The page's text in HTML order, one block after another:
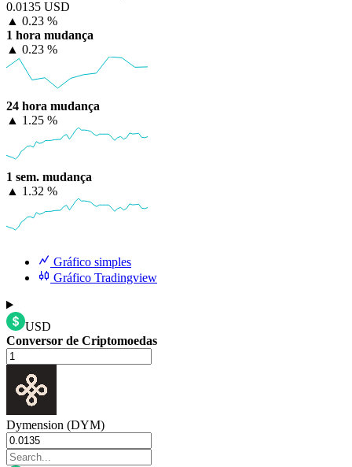
0.0135 USD
▲ 0.23 %
1 hora mudança
▲ 0.23 %
24 hora mudança
▲ 1.25 %
1 sem. mudança
▲ 1.32 %
Gráfico simples
Gráfico Tradingview
USD
Conversor de Criptomoedas
Dymension (DYM)